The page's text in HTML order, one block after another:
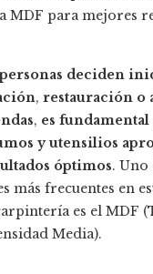
deciden
, restauración o
, es
y utensilios
óptimos. Uno
más frecuentes en
es el MDF
Media).